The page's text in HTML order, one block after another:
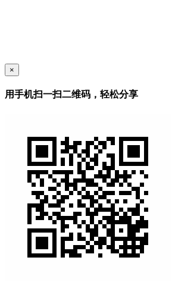
×
用手机扫一扫二维码，轻松分享